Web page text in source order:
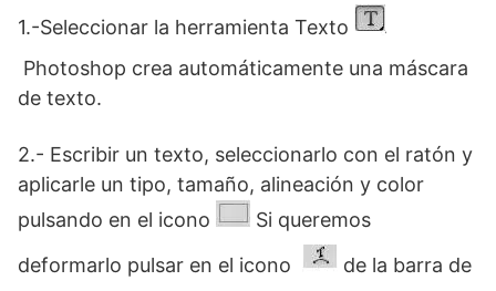
1.-Seleccionar la herramienta Texto
Photoshop crea automáticamente una máscara
de texto.
2.- Escribir un texto, seleccionarlo con el ratón y
aplicarle un tipo, tamaño, alineación y color
pulsando en el icono
Si queremos
deformarlo pulsar en el icono
de la barra de